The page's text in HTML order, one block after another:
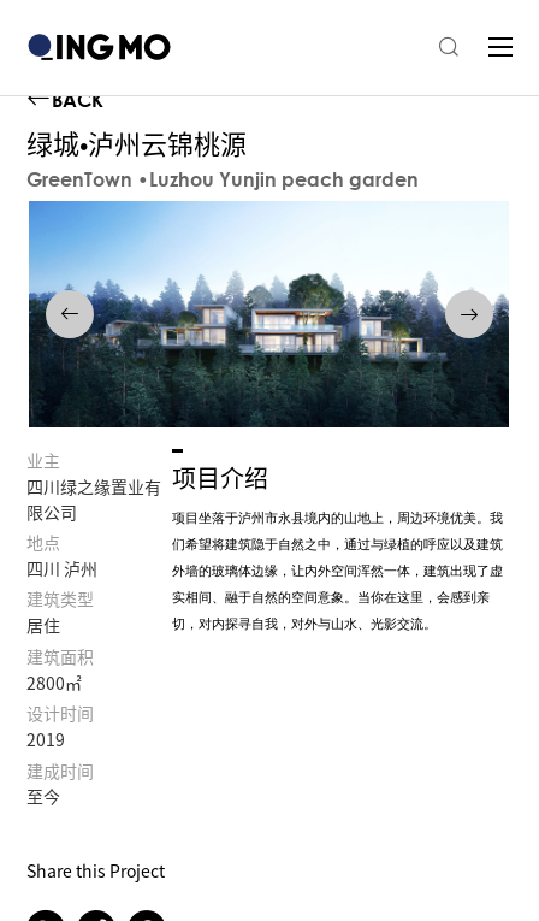
BACK
绿城•泸州云锦桃源
GreenTown •Luzhou Yunjin peach garden
项目介绍
项目坐落于泸州市永县境内的山地上，周边环境优美。我
们希望将建筑隐于自然之中，通过与绿植的呼应以及建筑
外墙的玻璃体边缘，让内外空间浑然一体，建筑出现了虚
实相间、融于自然的空间意象。当你在这里，会感到亲
切，对内探寻自我，对外与山水、光影交流。
业主
四川绿之缘置业有
限公司
地点
四川 泸州
建筑类型
居住
建筑面积
2800㎡
设计时间
2019
建成时间
至今
Share this Project